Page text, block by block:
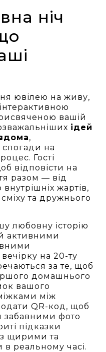
ніч
ювілею на живу,
вашій
ідей
,
на
Гості
відповісти на
разом — від
жартів,
та дружнього
любовну історію
активними
на 20-ту
за те, щоб
домашнього
вашого
між
QR-код, щоб
забавними фото
підказки
з щирими та
реальному часі.